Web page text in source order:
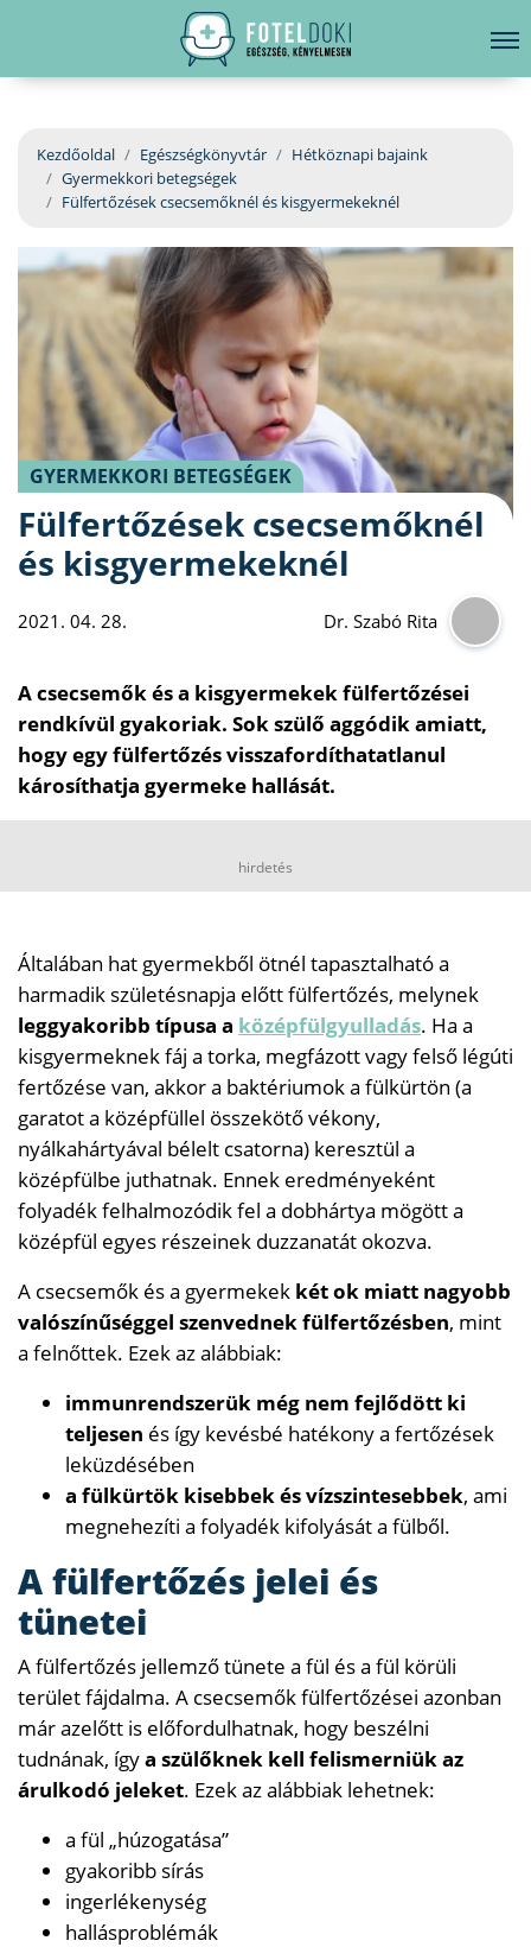
EGÉSZSÉGKÖNYVTÁR
BETEGSÉGKALAUZ
ÜGYELETKERESŐ
ORVOS VÁLASZOL
ORVOSKERESŐ
hirdetés
Kezdőoldal Egészségkönyvtár
Hétköznapi bajaink
Gyermekkori betegségek
Fülfertőzések csecsemőknél és kisgyermekeknél
GYERMEKKORI BETEGSÉGEK
Fülfertőzések csecsemőknél
és kisgyermekeknél
2021. 04. 28. Dr. Szabó Rita
A csecsemők és a kisgyermekek fülfertőzései
rendkívül gyakoriak. Sok szülő aggódik amiatt,
hogy egy fülfertőzés visszafordíthatatlanul
károsíthatja gyermeke hallását.
hirdetés
Általában hat gyermekből ötnél tapasztalható a
harmadik születésnapja előtt fülfertőzés, melynek
leggyakoribb típusa a középfülgyulladás. Ha a
kisgyermeknek fáj a torka, megfázott vagy felső légúti
fertőzése van, akkor a baktériumok a fülkürtön (a
garatot a középfüllel összekötő vékony,
nyálkahártyával bélelt csatorna) keresztül a
középfülbe juthatnak. Ennek eredményeként
folyadék felhalmozódik fel a dobhártya mögött a
középfül egyes részeinek duzzanatát okozva.
A csecsemők és a gyermekek két ok miatt nagyobb
valószínűséggel szenvednek fülfertőzésben, mint
a felnőttek. Ezek az alábbiak:
immunrendszerük még nem fejlődött ki
teljesen és így kevésbé hatékony a fertőzések
leküzdésében
a fülkürtök kisebbek és vízszintesebbek, ami
megnehezíti a folyadék kifolyását a fülből.
A fülfertőzés jelei és
tünetei
A fülfertőzés jellemző tünete a fül és a fül körüli
terület fájdalma. A csecsemők fülfertőzései azonban
már azelőtt is előfordulhatnak, hogy beszélni
tudnának, ígya szülőknek kell felismerniük az
árulkodó jeleket. Ezek az alábbiak lehetnek:
a fül „húzogatása”
gyakoribb sírás
ingerlékenység
hallásproblémák